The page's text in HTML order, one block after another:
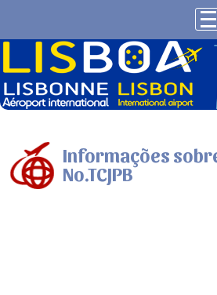
Informações
No.TCJPB